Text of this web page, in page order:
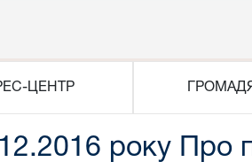
ЦЕНТР
року Про